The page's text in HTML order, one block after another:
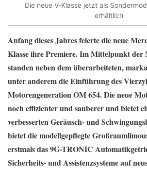
Die neue V-Klasse jetzt als
erhältlich
Anfang dieses Jahres feierte die neue
Klasse ihre Premiere. Im Mittelpunkt der
standen neben dem überarbeiteten,
unter anderem die Einführung des
Motorengeneration OM 654. Die neue
noch effizienter und sauberer und bietet
verbesserten Geräusch- und
bietet die modellgepflegte
erstmals das 9G-TRONIC
Sicherheits- und Assistenzsysteme auf